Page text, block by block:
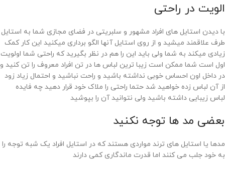
الویت در راحتی
با دیدن استایل های افراد مشهور و سلبریتی در فضای مجازی شما به استایل
طرف علاقمند میشید و از روی استایل آنها الگو برداری میکنید این کار کمک
زیادی میکند به شما ولی باید این را هم در نظر بگیرید که راحتی شما اولویت
اول است شما ممکن است زیبا ترین لباس ها در تن افراد معروف را تن کنید و
در داخل اون احساس خوبی نداشته باشید و راحت نباشید و احتمال زیاد زود
از آن لباس زده خواهید شد حتما راحتی را ملاک خود قرار دهید چه فایده
لباس زیبایی داشته باشید ولی نتوانید آن را بپوشید
بعضی مد ها توجه نکنید
مدها یا استایل های ترند مواردی هستند که در استایل افراد یک شبه توجه را
به خود جلب می کنند اما قدرت ماندگاری کمی دارند